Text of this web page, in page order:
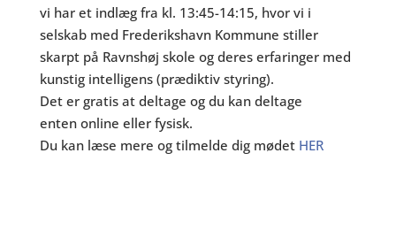
vi har et indlæg fra kl. 13:45-14:15, hvor vi i
selskab med Frederikshavn Kommune stiller
skarpt på Ravnshøj skole og deres erfaringer med
kunstig intelligens (prædiktiv styring).
Det er gratis at deltage og du kan deltage
enten online eller fysisk.
Du kan læse mere og tilmelde dig mødet HER